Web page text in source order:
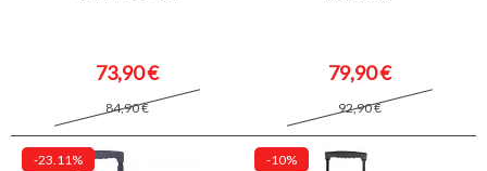
73,90 €
84,90 €
79,90 €
92,90 €
-23.11% -10%